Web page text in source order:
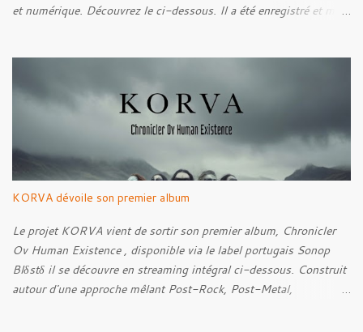
et numérique. Découvrez le ci-dessous. Il a été enregistré et mixé
Sense Of Fear
KORVA dévoile son premier album
Le projet KORVA vient de sortir son premier album, Chronicler
Ov Human Existence , disponible via le label portugais Sonop
Blδstδ il se découvre en streaming intégral ci-dessous. Construit
autour d'une approche mêlant Post-Rock, Post-Metal,